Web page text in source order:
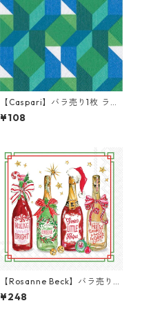
【Caspari】バラ売り1枚 ラン
チサイズ ペーパーナプキン C
OLOR THEORY ブルー
¥108
【Rosanne Beck】バラ売り2
枚 カクテルサイズ ペーパーナ
プキン Christmas Bottles ホ
¥248